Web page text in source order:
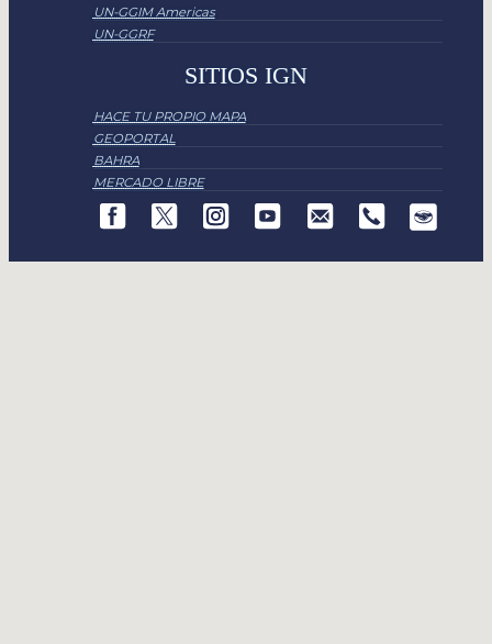
UN-GGIM Americas
UN-GGRF
SITIOS IGN
HACE TU PROPIO MAPA
GEOPORTAL
BAHRA
MERCADO LIBRE